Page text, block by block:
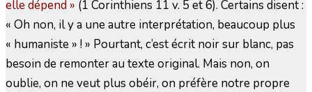
elle dépend » (1 Corinthiens 11 v. 5 et 6). Certains disent :
« Oh non, il y a une autre interprétation, beaucoup plus
« humaniste » ! » Pourtant, c’est écrit noir sur blanc, pas
besoin de remonter au texte original. Mais non, on
oublie, on ne veut plus obéir, on préfère notre propre